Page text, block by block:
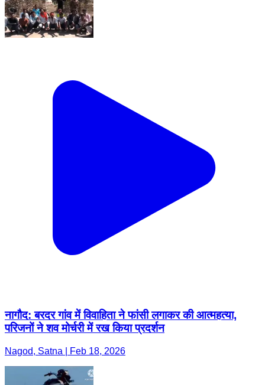
नागौद: बरदर गांव में विवाहिता ने फांसी लगाकर की आत्महत्या,
परिजनों ने शव मोर्चरी में रख किया प्रदर्शन
Nagod, Satna | Feb 18, 2026